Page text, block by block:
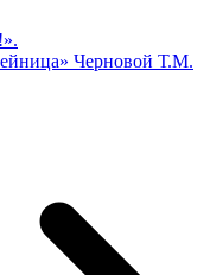
Черновой Т.М.